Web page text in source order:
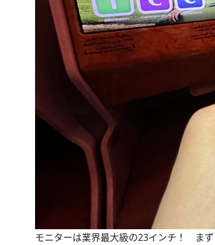
モニターは業界最大級の23インチ！ ま